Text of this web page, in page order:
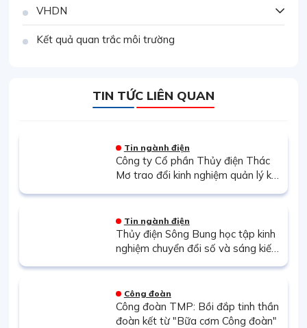
VHDN
Kết quả quan trắc môi trường
TIN TỨC LIÊN QUAN
Tin ngành điện
Công ty Cổ phần Thủy điện Thác
Mơ trao đổi kinh nghiệm quản lý kỹ
Tin ngành điện
Thủy điện Sông Bung học tập kinh
nghiệm chuyển đổi số và sáng kiến
Công đoàn
Công đoàn TMP: Bồi đắp tinh thần
đoàn kết từ "Bữa cơm Công đoàn"